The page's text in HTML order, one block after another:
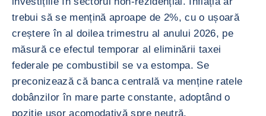
trebui să se mențină aproape de 2%, cu o ușoară
creștere în al doilea trimestru al anului 2026, pe
măsură ce efectul temporar al eliminării taxei
federale pe combustibil se va estompa. Se
preconizează că banca centrală va menține ratele
dobânzilor în mare parte constante, adoptând o
poziție ușor acomodativă spre neutră.